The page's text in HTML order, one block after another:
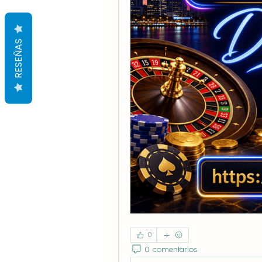
0
0 comentarios
RESEÑAS